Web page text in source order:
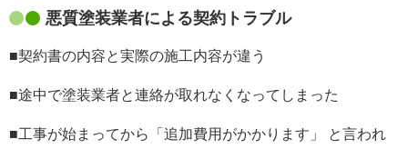
悪質塗装業者による契約トラブル
■契約書の内容と実際の施工内容が違う
■途中で塗装業者と連絡が取れなくなってしまった
■工事が始まってから「追加費用がかかります」 と言われ